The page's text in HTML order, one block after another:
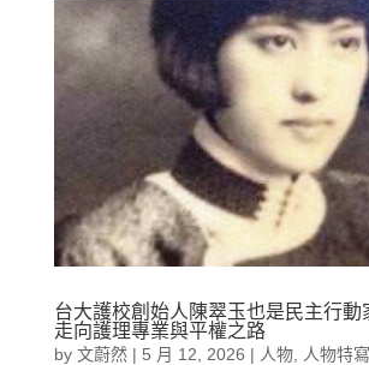
台大護校創始人陳翠玉也是民主行動
走向護理專業與平權之路
by 文蔚然| 5 月 12, 2026 | 人物, 人物特寫